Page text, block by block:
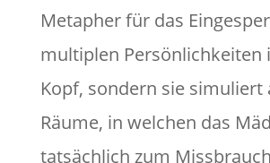
Metapher für das
multiplen Persönlichkeiten
Kopf, sondern sie simuliert
Räume, in welchen das
tatsächlich zum